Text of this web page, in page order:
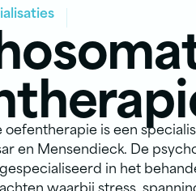
oefentherapie is een
en Mensendieck. De
in het
waarbij stress,